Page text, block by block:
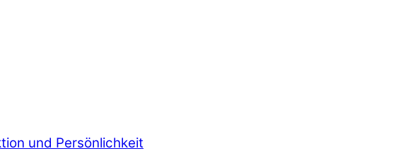
und Persönlichkeit